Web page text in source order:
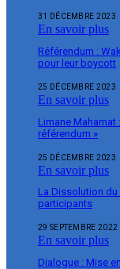
31 DÉCEMBRE 2023
En savoir plus
Référendum :
pour leur boycott
25 DÉCEMBRE 2023
En savoir plus
Limane Mahamat
référendum »
25 DÉCEMBRE 2023
En savoir plus
La Dissolution du
participants
29 SEPTEMBRE 2022
En savoir plus
Dialogue : Mise